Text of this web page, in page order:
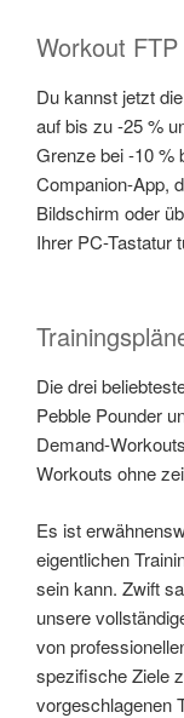
Workout
Du kannst jetzt
auf bis zu -25 %
Grenze bei -10 %
Companion-App,
Bildschirm oder
Ihrer PC-Tastatur
Die drei
Pebble Pounder
Demand-
Workouts ohne
Es ist
eigentlichen
sein kann. Zwift
unsere
von
spezifische Ziele
vorgeschlagenen